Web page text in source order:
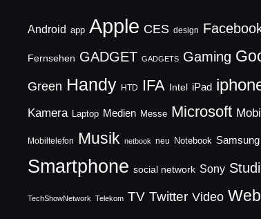
Android app Apple CES design
Fernsehen GADGET GADGETS Gaming
Green Handy HTD IFA Intel iPad
Kamera Laptop Medien Messe Microsoft
Mobiltelefon Musik netbook neu Notebook Samsung
Smartphone social network Sony
TechShowNetwork Telekom TV Twitter Video Web